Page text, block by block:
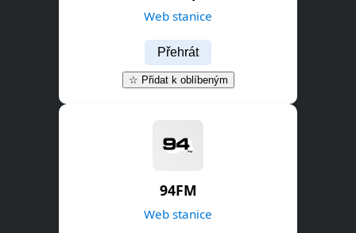
Web stanice
Přehrát
☆ Přidat k oblíbeným
94FM
Web stanice